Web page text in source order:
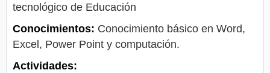
tecnológico de Educación
Conocimientos: Conocimiento básico en Word,
Excel, Power Point y computación.
Actividades: